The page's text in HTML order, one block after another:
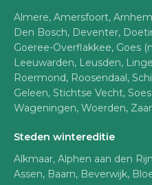
Almere, Amersfoort,
Den Bosch, Deventer,
Goeree-Overflakkee, Goes
Leeuwarden, Leusden,
Roermond, Roosendaal,
Geleen, Stichtse Vecht,
Wageningen, Woerden,
Steden wintereditie
Alkmaar, Alphen aan den
Assen, Baarn, Beverwijk,